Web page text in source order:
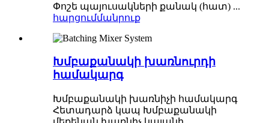
Փոշե պայուսակների քանակ (հատ) ...
հարցումմանրուք
Խմբաքանակի խառնուրդի
համակարգ
Խմբաքանակի խառնիչի համակարգ
Հետադարձ կապ Խմբաքանակի